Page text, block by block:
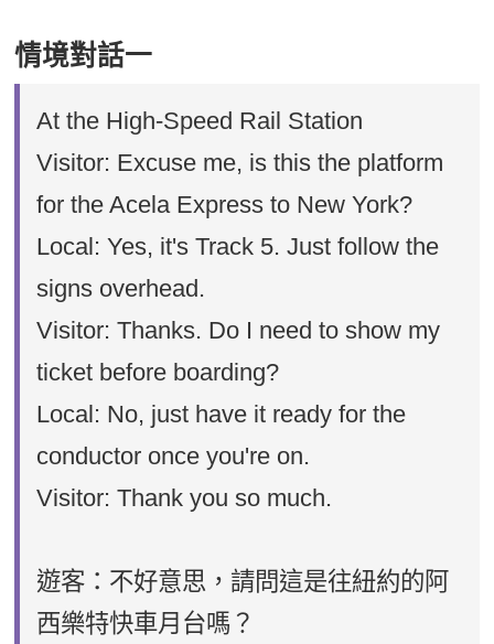
情境對話一
At the High-Speed Rail Station
Visitor: Excuse me, is this the platform
for the Acela Express to New York?
Local: Yes, it's Track 5. Just follow the
signs overhead.
Visitor: Thanks. Do I need to show my
ticket before boarding?
Local: No, just have it ready for the
conductor once you're on.
Visitor: Thank you so much.
遊客：不好意思，請問這是往紐約的阿
西樂特快車月台嗎？